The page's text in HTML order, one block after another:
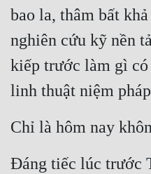
bao la, thâm bất
nghiên cứu kỹ nền
kiếp trước làm gì
linh thuật niệm
Chỉ là hôm nay
Đáng tiếc lúc trước